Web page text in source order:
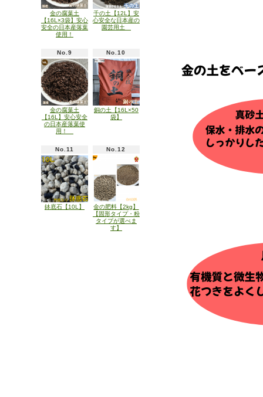
金の腐葉土
【16L×3袋】安心
安全の日本産落葉
使用！
千の土【12L】安
心安全な日本産の
園芸用土
No.9
金の腐葉土
【16L】安心安全
の日本産落葉使
用！
No.10
銅の土【16L×50
袋】
No.11
鉢底石【10L】
No.12
金の肥料【2kg】
【固形タイプ・粉
タイプが選べま
す】